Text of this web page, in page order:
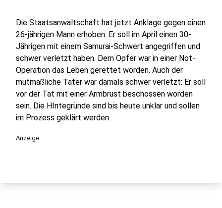
Die Staatsanwaltschaft hat jetzt Anklage gegen einen
26-jährigen Mann erhoben. Er soll im April einen 30-
Jährigen mit einem Samurai-Schwert angegriffen und
schwer verletzt haben. Dem Opfer war in einer Not-
Operation das Leben gerettet worden. Auch der
mutmaßliche Täter war damals schwer verletzt: Er soll
vor der Tat mit einer Armbrust beschossen worden
sein. Die HIntegründe sind bis heute unklar und sollen
im Prozess geklärt werden.
Anzeige